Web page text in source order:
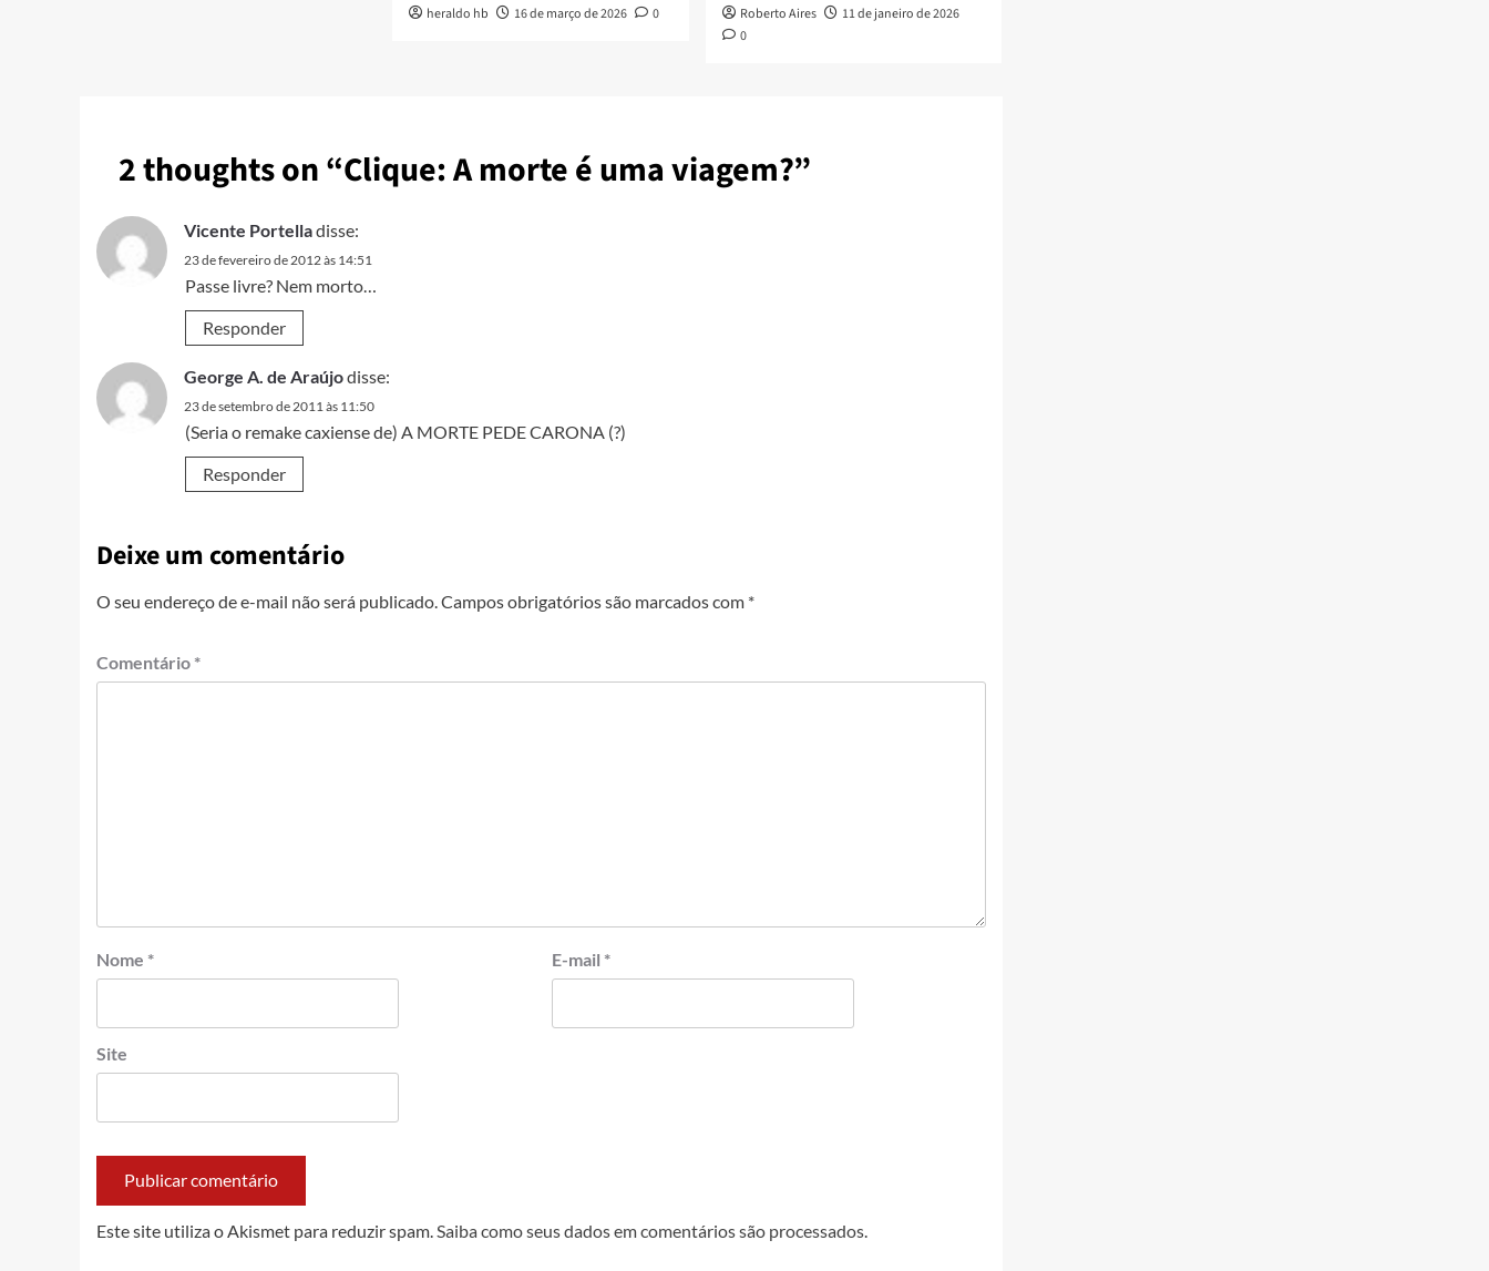
heraldo hb 16 de março de 2026 0 Roberto Aires
11 de janeiro de 2026
0
2 thoughts on “Clique: A morte é uma viagem?”
Vicente Portelladisse:
23 de fevereiro de 2012 às 14:51
Passe livre? Nem morto…
Responder
George A. de Araújodisse:
23 de setembro de 2011 às 11:50
(Seria o remake caxiense de) A MORTE PEDE CARONA (?)
Responder
Deixe um comentário
O seu endereço de e-mail não será publicado.Campos obrigatórios são marcados com *
Comentário *
Nome * E-mail *
Site
Este site utiliza o Akismet para reduzir spam.Saiba como seus dados em comentários são processados.